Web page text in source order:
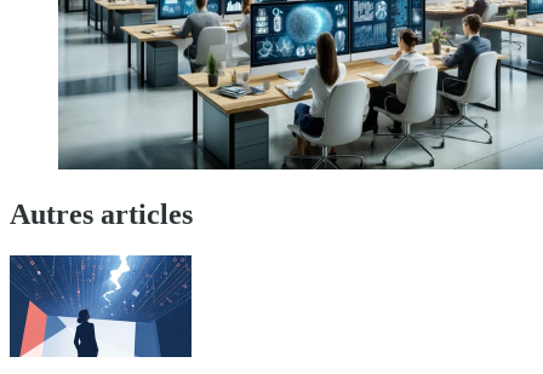
Autres articles